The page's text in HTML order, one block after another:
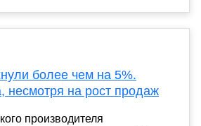
более чем на 5%.
несмотря на рост продаж
производителя